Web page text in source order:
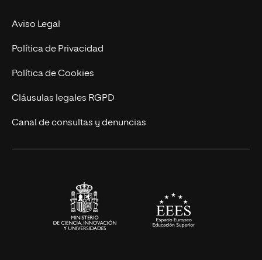
Experto Universitario
Postgrados
Cursos Universitarios
Nuestro Equipo
Trabaja en UNIR
Actualidad
UNIR Revista
Eventos
Aviso Legal
Política de Privacidad
Política de Cookies
Cláusulas legales RGPD
Canal de consultas y denuncias